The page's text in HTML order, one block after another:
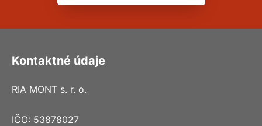
Kontaktné údaje
RIA MONT s. r. o.
IČO: 53878027